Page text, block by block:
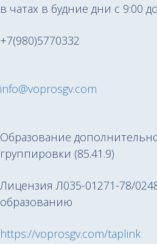
в чатах в будние дни с 9:00
+7(980)5770332
info@voprosgv.com
Образование
группировки (85.41.9)
Лицензия Л035-01271-78/
образованию
https://voprosgv.com/taplink